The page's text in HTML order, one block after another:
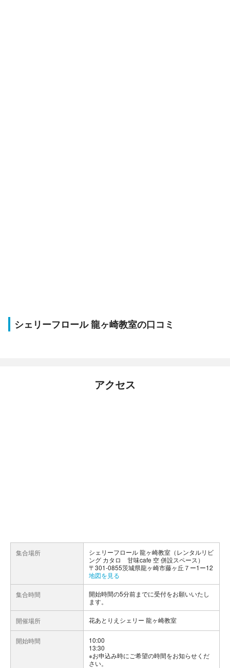
シェリーフロール 龍ヶ崎教室の口コミ
アクセス
集合場所
シェリーフロール 龍ヶ崎教室（レンタルリビ
ング カタロ 甘味cafe 空 併設スペース）
〒301-0855茨城県龍ヶ崎市藤ヶ丘７ー1ー12
地図を見る
集合時間
開始時間の5分前までに受付をお願いいたし
ます。
開催場所 花あとりえシェリー 龍ヶ崎教室
開始時間
10:00
13:30
※お申込み時にご希望の時間をお知らせくだ
さい。